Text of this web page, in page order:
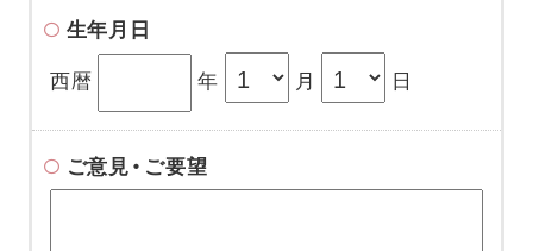
生年月日
西暦
年 月 日
ご意見・ご要望